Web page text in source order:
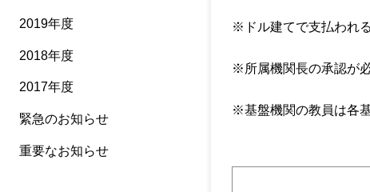
※ドル建てで支払われる
※所属機関長の承認が
※基盤機関の教員は各
2019年度
2018年度
2017年度
緊急のお知らせ
重要なお知らせ